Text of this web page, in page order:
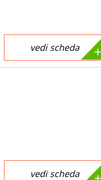
vedi scheda
vedi scheda